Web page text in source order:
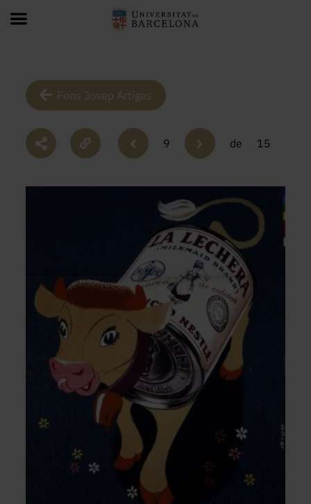
Fons Josep Artigas
9 de 15